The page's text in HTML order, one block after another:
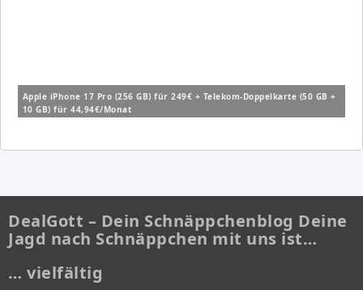
Apple iPhone 17 Pro (256 GB) für 249€ + Telekom-Doppelkarte (50 GB +
10 GB) für 44,94€/Monat
DealGott – Dein Schnäppchenblog Deine
Jagd nach Schnäppchen mit uns ist…
… vielfältig